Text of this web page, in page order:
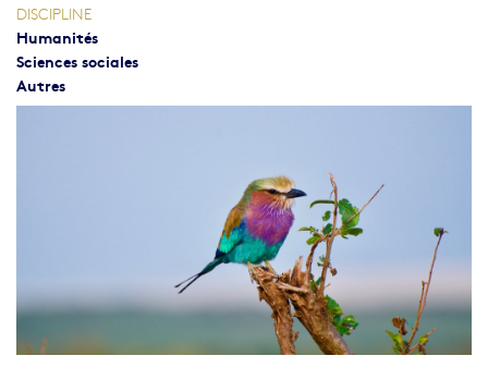
DISCIPLINE
Humanités
Sciences sociales
Autres